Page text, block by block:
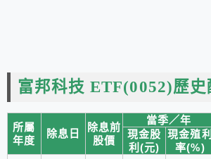
富邦科技 ETF(0052)歷史
所屬
年度
除息日
除息前
股價
當季／年
現金股
利(元)
現金殖利
率(%)